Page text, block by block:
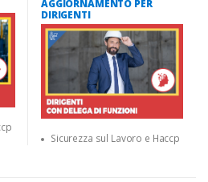
AGGIORNAMENTO PER
DIRIGENTI
Sicurezza sul Lavoro e Haccp